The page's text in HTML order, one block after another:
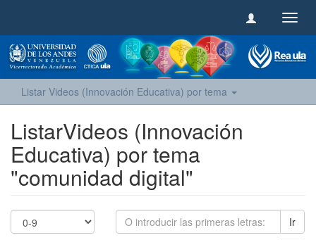
Listar Videos (Innovación Educativa) por tema
ListarVideos (Innovación
Educativa) por tema
"comunidad digital"
Ir